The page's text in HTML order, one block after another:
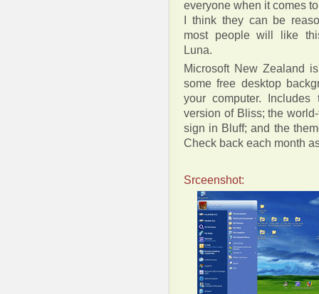
everyone when it comes
I think they can be
most people will like
Luna.
Microsoft New Zealand
some free desktop
your computer.
version of Bliss; the
sign in Bluff; and the
Check back each month
Srceenshot: